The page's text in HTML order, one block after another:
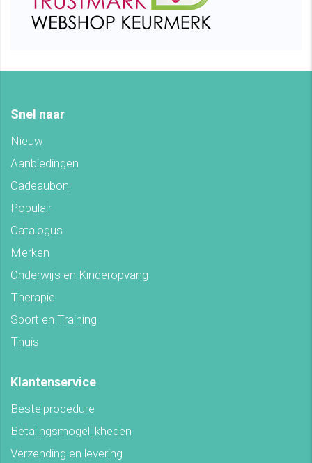
Snel naar
Nieuw
Aanbiedingen
Cadeaubon
Populair
Catalogus
Merken
Onderwijs en Kinderopvang
Therapie
Sport en Training
Thuis
Klantenservice
Bestelprocedure
Betalingsmogelijkheden
Verzending en levering